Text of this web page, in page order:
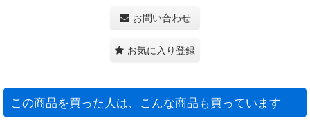
お問い合わせ
お気に入り登録
この商品を買った人は、こんな商品も買っています